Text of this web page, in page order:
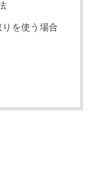
を使う場合